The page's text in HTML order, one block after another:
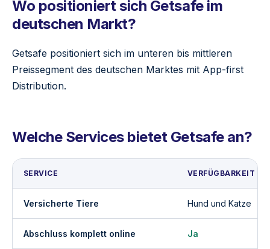
Wo positioniert sich Getsafe im
deutschen Markt?
Getsafe positioniert sich im unteren bis mittleren
Preissegment des deutschen Marktes mit App-first
Distribution.
Welche Services bietet Getsafe an?
SERVICE VERFÜGBARKEIT
Versicherte Tiere Hund und Katze
Abschluss komplett online Ja